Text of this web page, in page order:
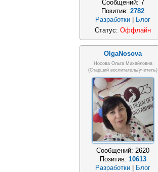
Сообщений: 7
Позитив: 2782
Разработки
Блог
Статус: Оффлайн
OlgaNosova
Носова Ольга Михайловна
(старший воспитатель/учитель)
Сообщений: 2620
Позитив: 10613
Разработки
Блог